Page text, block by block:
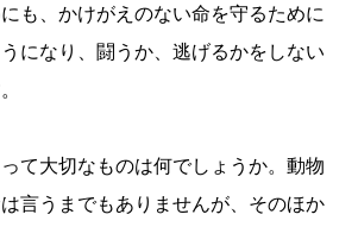
も、かけがえのない命を守るために
になり、闘うか、逃げるかをしない
て大切なものは何でしょうか。動物
言うまでもありませんが、そのほか